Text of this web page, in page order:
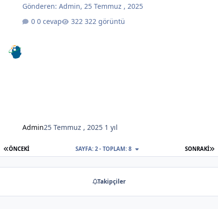
Gönderen:Admin, 25 Temmuz , 2025
0 cevap
322 görüntü
Admin25 Temmuz , 2025 1 yıl
İLK SAYFA
ÖNCEKI SONRAKI
SAYFA: 2 - TOPLAM: 8
Takipçiler